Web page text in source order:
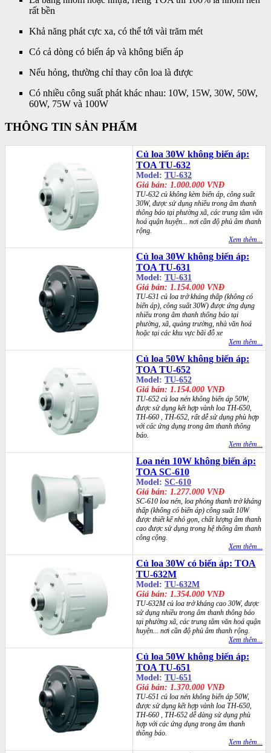
rất bền
Khả năng phát cực xa, có thể tới vài trăm mét
Có cả dòng có biến áp và không biến áp
Nếu hỏng, thường chỉ thay côn loa là được
Có nhiều công suất phát khác nhau: 10W, 15W, 30W, 50W,
60W, 75W và 100W
THÔNG TIN SẢN PHẨM
Củ loa 30W không biến áp:
TOA TU-632
Model: TU-632
Giá bán: 1.000.000 VNĐ
TU-632 củ không kèm biến áp, công suất
30W, được sử dụng nhiều trong âm thanh
thông báo tại phường xã, các trung tâm văn
hoá quận huyện... nơi cần độ phủ âm thanh
rộng.
Xem thêm...
Củ loa 30W không biến áp:
TOA TU-631
Model: TU-631
Giá bán: 1.154.000 VNĐ
TU-631 củ loa trở kháng thấp (không có
biến áp), công suất 30W) được ứng dụng
nhiều trong âm thanh thống báo tại
phường, xã, quảng trường, nhà văn hoá
hoặc tại các khu vực bãi đỗ xe
Xem thêm...
Củ loa 50W không biến áp:
TOA TU-652
Model: TU-652
Giá bán: 1.154.000 VNĐ
TU-652 củ loa nén không biến áp 50W,
được sử dụng kết hợp vành loa TH-650,
TH-660 , TH-652, rất dễ sử dụng phù hợp
với các ứng dụng trong âm thanh thông
báo.
Xem thêm...
Loa nén 10W không biến áp:
TOA SC-610
Model: SC-610
Giá bán: 1.277.000 VNĐ
SC-610 loa nén, loa phóng thanh trở kháng
thấp (không có biến áp) công suất 10W
được thiết kế nhỏ gọn, chất lượng âm thanh
cao được sử dụng trong hệ thống âm thanh
công cộng.
Xem thêm...
Củ loa 30W có biến áp: TOA
TU-632M
Model: TU-632M
Giá bán: 1.354.000 VNĐ
TU-632M củ loa trở kháng cao 30W, được
sử dụng nhiều trong âm thanh thông báo
tại phường xã, các trung tâm văn hoá quận
huyện... nơi cần độ phủ âm thanh rộng.
Xem thêm...
Củ loa 50W không biến áp:
TOA TU-651
Model: TU-651
Giá bán: 1.370.000 VNĐ
TU-651 củ loa nén không biến áp 50W,
được sử dụng kết hợp vành loa TH-650,
TH-660 , TH-652 dễ dàng sử dụng phù
hợp với các ứng dụng trong âm thanh
thông báo.
Xem thêm...